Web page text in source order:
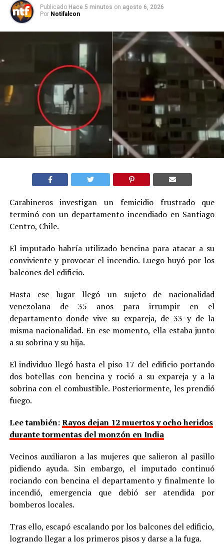
Publicado Hace 5 minutos on agosto 6, 2026
Por Notifalcon
Carabineros investigan un femicidio frustrado que
terminó con un departamento incendiado en Santiago
Centro, Chile.
El imputado habría utilizado bencina para atacar a su
conviviente y provocar el incendio. Luego huyó por los
balcones del edificio.
Hasta ese lugar llegó un sujeto de nacionalidad
venezolana de 35 años para irrumpir en el
departamento donde vive su expareja, de 33 y de la
misma nacionalidad. En ese momento, ella estaba junto
a su sobrina y su hija.
El individuo llegó hasta el piso 17 del edificio portando
dos botellas con bencina y roció a su expareja y a la
sobrina con el combustible. Posteriormente, les prendió
fuego.
Lee también:Rayos dejan 12 muertos y ocho heridos
durante tormentas del monzón en India
Vecinos auxiliaron a las mujeres que salieron al pasillo
pidiendo ayuda. Sin embargo, el imputado continuó
rociando con bencina el departamento y finalmente lo
incendió, emergencia que debió ser atendida por
bomberos locales.
Tras ello, escapó escalando por los balcones del edificio,
logrando llegar a los primeros pisos y darse a la fuga.